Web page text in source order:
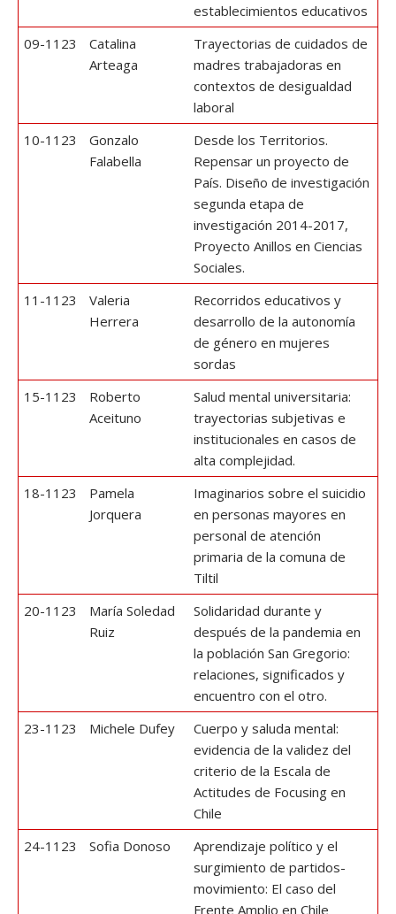
establecimientos educativos
09-1123
Catalina
Arteaga
Trayectorias de cuidados de
madres trabajadoras en
contextos de desigualdad
laboral
10-1123
Gonzalo
Falabella
Desde los Territorios.
Repensar un proyecto de
País. Diseño de investigación
segunda etapa de
investigación 2014-2017,
Proyecto Anillos en Ciencias
Sociales.
11-1123
Valeria
Herrera
Recorridos educativos y
desarrollo de la autonomía
de género en mujeres
sordas
15-1123
Roberto
Aceituno
Salud mental universitaria:
trayectorias subjetivas e
institucionales en casos de
alta complejidad.
18-1123
Pamela
Jorquera
Imaginarios sobre el suicidio
en personas mayores en
personal de atención
primaria de la comuna de
Tiltil
20-1123
María Soledad
Ruiz
Solidaridad durante y
después de la pandemia en
la población San Gregorio:
relaciones, significados y
encuentro con el otro.
23-1123
Michele Dufey
Cuerpo y saluda mental:
evidencia de la validez del
criterio de la Escala de
Actitudes de Focusing en
Chile
24-1123
Sofia Donoso
Aprendizaje político y el
surgimiento de partidos-
movimiento: El caso del
Frente Amplio en Chile